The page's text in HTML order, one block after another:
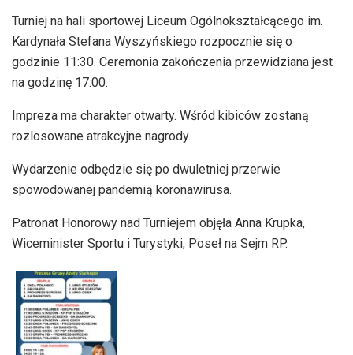
Turniej na hali sportowej Liceum Ogólnokształcącego im.
Kardynała Stefana Wyszyńskiego rozpocznie się o
godzinie 11:30. Ceremonia zakończenia przewidziana jest
na godzinę 17:00.
Impreza ma charakter otwarty. Wśród kibiców zostaną
rozlosowane atrakcyjne nagrody.
Wydarzenie odbędzie się po dwuletniej przerwie
spowodowanej pandemią koronawirusa.
Patronat Honorowy nad Turniejem objęła Anna Krupka,
Wiceminister Sportu i Turystyki, Poseł na Sejm RP.